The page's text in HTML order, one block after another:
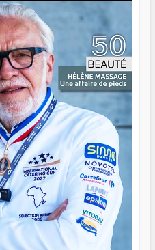
où sont les récifs. Les jeunes
comme on dit. Ce
— c'est une question
mais aussi vos échecs.
— ils enseignent mieux que
la barque avance.
le monde rame dans le